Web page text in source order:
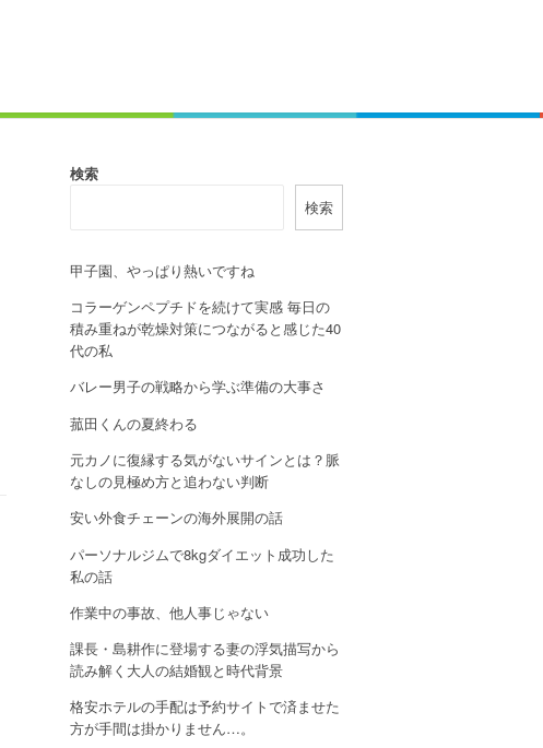
検索
検索
甲子園、やっぱり熱いですね
コラーゲンペプチドを続けて実感 毎日の
積み重ねが乾燥対策につながると感じた40
代の私
バレー男子の戦略から学ぶ準備の大事さ
菰田くんの夏終わる
元カノに復縁する気がないサインとは？脈
なしの見極め方と追わない判断
安い外食チェーンの海外展開の話
パーソナルジムで8kgダイエット成功した
私の話
作業中の事故、他人事じゃない
課長・島耕作に登場する妻の浮気描写から
読み解く大人の結婚観と時代背景
格安ホテルの手配は予約サイトで済ませた
方が手間は掛かりません…。